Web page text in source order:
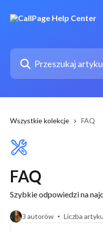
Przeszukaj artykuły...
Wszystkie kolekcje FAQ
FAQ
Szybkie odpowiedzi na
3 autorów Liczba